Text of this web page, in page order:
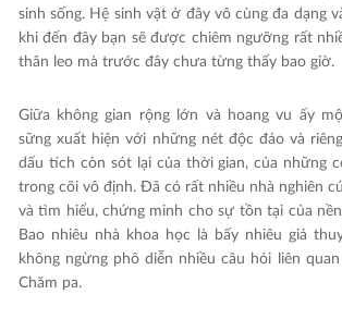
sinh sống. Hệ sinh vật ở đây vô cùng đa dạng
khi đến đây bạn sẽ được chiêm ngưỡng rất
thân leo mà trước đây chưa từng thấy bao giờ.
Giữa không gian rộng lớn và hoang vu ấy
sững xuất hiện với những nét độc đáo và
dấu tích còn sót lại của thời gian, của những
trong cõi vô định. Đã có rất nhiều nhà nghiên
và tìm hiểu, chứng minh cho sự tồn tại của
Bao nhiêu nhà khoa học là bấy nhiêu giả
không ngừng phô diễn nhiều câu hỏi liên
Chăm pa.